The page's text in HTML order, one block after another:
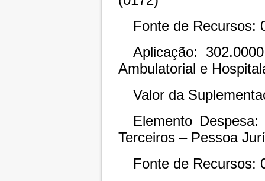
Fonte de Recursos:
Aplicação:
Ambulatorial e
Valor da
Elemento
Terceiros – Pessoa
Fonte de Recursos: